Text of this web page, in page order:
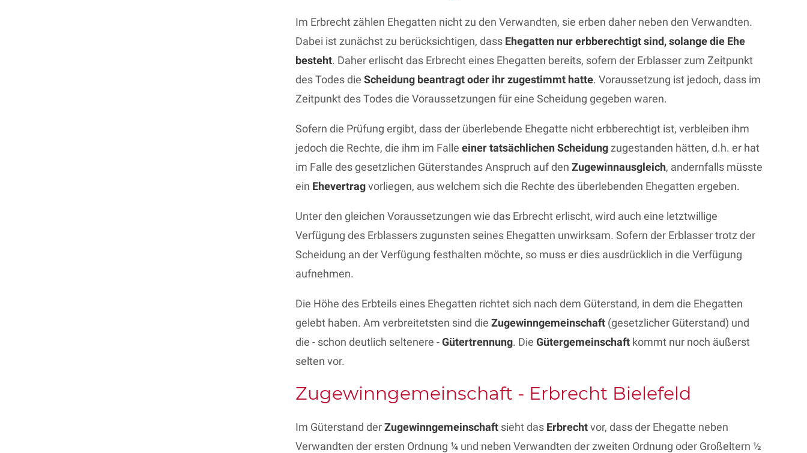
Im Erbrecht zählen Ehegatten nicht zu den Verwandten, sie erben daher neben den Verwandten.
Dabei ist zunächst zu berücksichtigen, dass Ehegatten nur erbberechtigt sind, solange die Ehe
besteht. Daher erlischt das Erbrecht eines Ehegatten bereits, sofern der Erblasser zum Zeitpunkt
des Todes die Scheidung beantragt oder ihr zugestimmt hatte. Voraussetzung ist jedoch, dass im
Zeitpunkt des Todes die Voraussetzungen für eine Scheidung gegeben waren.
Sofern die Prüfung ergibt, dass der überlebende Ehegatte nicht erbberechtigt ist, verbleiben ihm
jedoch die Rechte, die ihm im Falle einer tatsächlichen Scheidung zugestanden hätten, d.h. er hat
im Falle des gesetzlichen Güterstandes Anspruch auf den Zugewinnausgleich, andernfalls müsste
ein Ehevertragvorliegen, aus welchem sich die Rechte des überlebenden Ehegatten ergeben.
Unter den gleichen Voraussetzungen wie das Erbrecht erlischt, wird auch eine letztwillige
Verfügung des Erblassers zugunsten seines Ehegatten unwirksam. Sofern der Erblasser trotz der
Scheidung an der Verfügung festhalten möchte, so muss er dies ausdrücklich in die Verfügung
aufnehmen.
Die Höhe des Erbteils eines Ehegatten richtet sich nach dem Güterstand, in dem die Ehegatten
gelebt haben. Am verbreitetsten sind die Zugewinngemeinschaft (gesetzlicher Güterstand) und
die - schon deutlich seltenere -Gütertrennung. Die Gütergemeinschaft kommt nur noch äußerst
selten vor.
Zugewinngemeinschaft - Erbrecht Bielefeld
Im Güterstand derZugewinngemeinschaft sieht das Erbrechtvor, dass der Ehegatte neben
Verwandten der ersten Ordnung ¼ und neben Verwandten der zweiten Ordnung oder Großeltern ½